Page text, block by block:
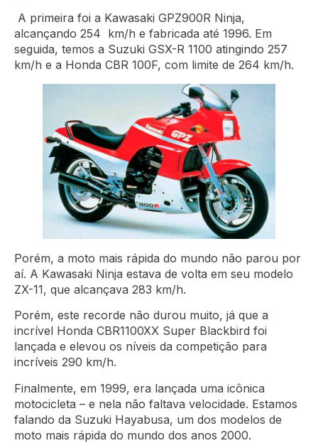
A primeira foi a Kawasaki GPZ900R Ninja,
alcançando 254 km/h e fabricada até 1996. Em
seguida, temos a Suzuki GSX-R 1100 atingindo 257
km/h e a Honda CBR 100F, com limite de 264 km/h.
Porém, a moto mais rápida do mundo não parou por
aí. A Kawasaki Ninja estava de volta em seu modelo
ZX-11, que alcançava 283 km/h.
Porém, este recorde não durou muito, já que a
incrível Honda CBR1100XX Super Blackbird foi
lançada e elevou os níveis da competição para
incríveis 290 km/h.
Finalmente, em 1999, era lançada uma icônica
motocicleta – e nela não faltava velocidade. Estamos
falando da Suzuki Hayabusa, um dos modelos de
moto mais rápida do mundo dos anos 2000.